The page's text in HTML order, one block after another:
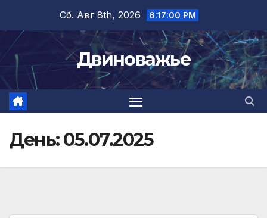
содержимому
Сб. Авг 8th, 2026 6:17:00 PM
Двиноважье
День:05.07.2025